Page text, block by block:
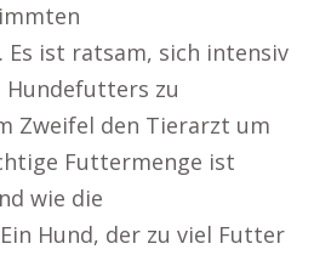
ist ratsam, sich intensiv
Hundefutters zu
Zweifel den Tierarzt um
Futtermenge ist
wie die
Hund, der zu viel Futter